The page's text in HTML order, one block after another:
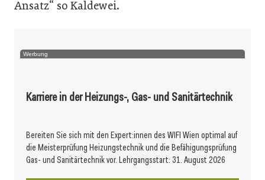
Ansatz“ so Kaldewei.
Werbung
Karriere in der Heizungs-, Gas- und Sanitärtechnik
Bereiten Sie sich mit den Expert:innen des WIFI Wien optimal auf
die Meisterprüfung Heizungstechnik und die Befähigungsprüfung
Gas- und Sanitärtechnik vor. Lehrgangsstart: 31. August 2026